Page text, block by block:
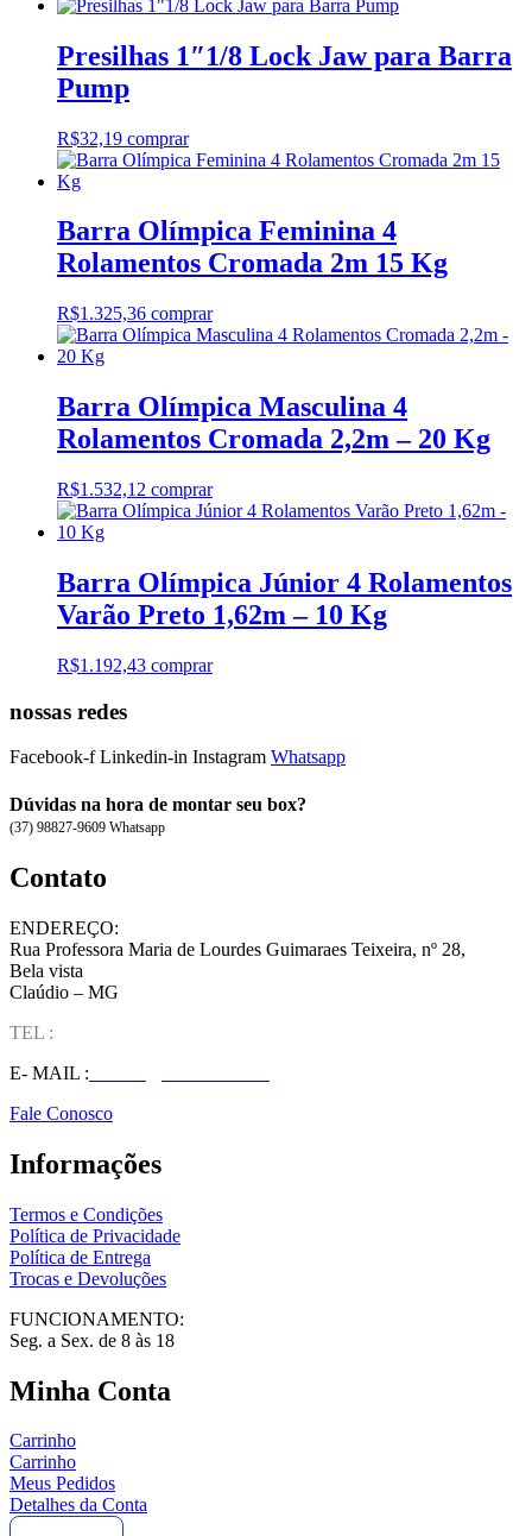
Presilhas 1″1/8 Lock Jaw para Barra
Pump
R$32,19 comprar
Barra Olímpica Feminina 4
Rolamentos Cromada 2m 15 Kg
R$1.325,36 comprar
Barra Olímpica Masculina 4
Rolamentos Cromada 2,2m – 20 Kg
R$1.532,12 comprar
Barra Olímpica Júnior 4 Rolamentos
Varão Preto 1,62m – 10 Kg
R$1.192,43 comprar
nossas redes
Facebook-f Linkedin-in Instagram Whatsapp
Dúvidas na hora de montar seu box?
(37) 98827-9609 Whatsapp
Contato
ENDEREÇO:
Rua Professora Maria de Lourdes Guimaraes Teixeira, nº 28,
Bela vista
Claúdio – MG
TEL :
E- MAIL :
Fale Conosco
Informações
Termos e Condições
Política de Privacidade
Política de Entrega
Trocas e Devoluções
FUNCIONAMENTO:
Seg. a Sex. de 8 às 18
Minha Conta
Carrinho
Carrinho
Meus Pedidos
Detalhes da Conta